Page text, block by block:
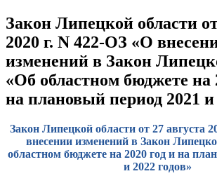
Закон Липецкой области
2020 г. N 422-ОЗ «О
изменений в Закон
«Об областном бюджете на
на плановый период 2021 и
Закон Липецкой области от 27 августа
внесении изменений в Закон
областном бюджете на 2020 год и на
и 2022 годов»